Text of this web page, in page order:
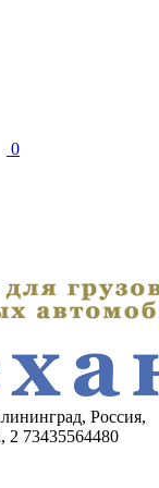
0
Россия,
2 73435564480